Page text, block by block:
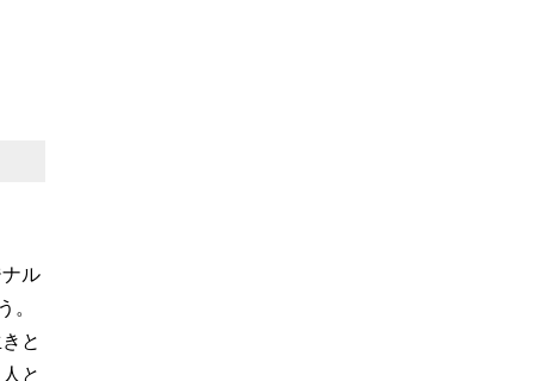
ル
。
と
と